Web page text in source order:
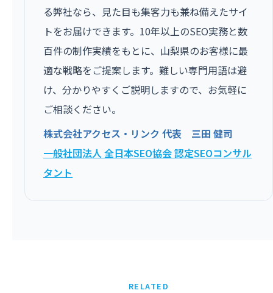
る弊社なら、見た目も集客力も兼ね備えたサイ
トをお届けできます。10年以上のSEO実務と数
百件の制作実績をもとに、山梨県のお客様に最
適な戦略をご提案します。難しい専門用語は避
け、分かりやすくご説明しますので、お気軽に
ご相談ください。
株式会社アクセス・リンク 代表 三田 健司
一般社団法人 全日本SEO協会 認定SEOコンサル
タント
RELATED